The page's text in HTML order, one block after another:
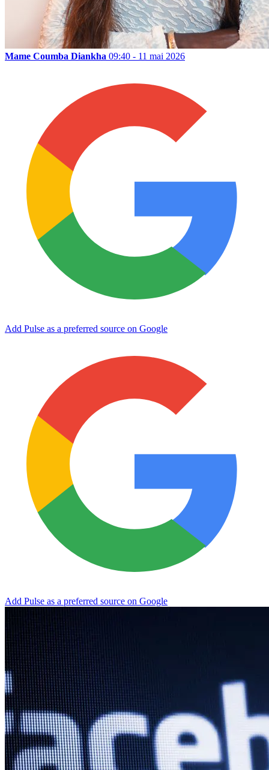
Mame Coumba Diankha 09:40 - 11 mai 2026
Add Pulse as a preferred source on Google
Add Pulse as a preferred source on Google